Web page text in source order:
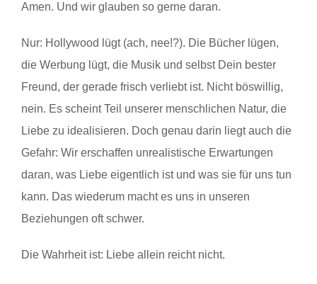
Amen. Und wir glauben so gerne daran.
Nur: Hollywood lügt (ach, nee!?). Die Bücher lügen,
die Werbung lügt, die Musik und selbst Dein bester
Freund, der gerade frisch verliebt ist. Nicht böswillig,
nein. Es scheint Teil unserer menschlichen Natur, die
Liebe zu idealisieren. Doch genau darin liegt auch die
Gefahr: Wir erschaffen unrealistische Erwartungen
daran, was Liebe eigentlich ist und was sie für uns tun
kann. Das wiederum macht es uns in unseren
Beziehungen oft schwer.
Die Wahrheit ist: Liebe allein reicht nicht.